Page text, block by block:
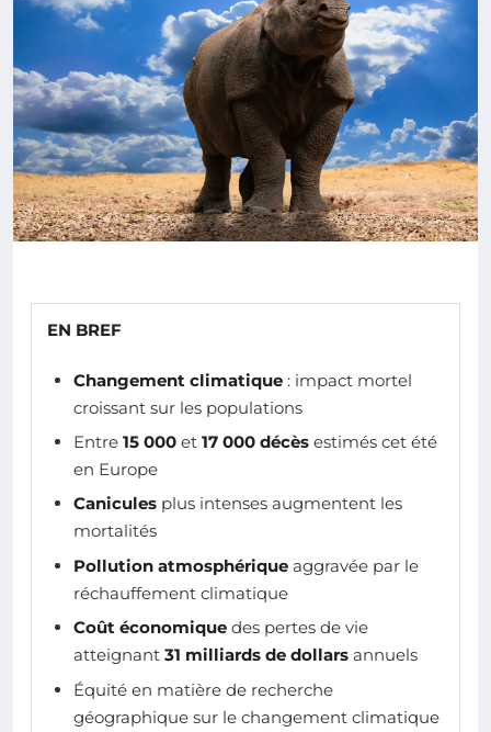
EN BREF
Changement climatique : impact mortel
croissant sur les populations
Entre 15 000 et 17 000 décès estimés cet été
en Europe
Canicules plus intenses augmentent les
mortalités
Pollution atmosphérique aggravée par le
réchauffement climatique
Coût économique des pertes de vie
atteignant 31 milliards de dollars annuels
Équité en matière de recherche
géographique sur le changement climatique